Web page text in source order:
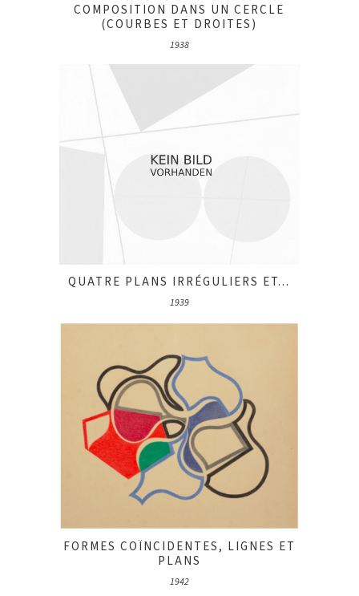
COMPOSITION DANS UN CERCLE
(COURBES ET DROITES)
1938
QUATRE PLANS IRRÉGULIERS ET...
1939
FORMES COÏNCIDENTES, LIGNES ET
PLANS
1942